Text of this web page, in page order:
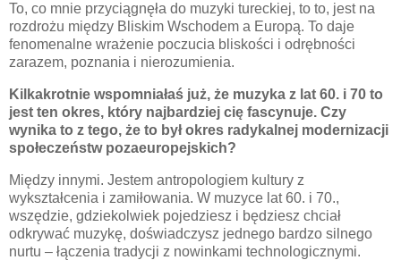
To, co mnie przyciągnęła do muzyki tureckiej, to to, jest na
rozdrożu między Bliskim Wschodem a Europą. To daje
fenomenalne wrażenie poczucia bliskości i odrębności
zarazem, poznania i nierozumienia.
Kilkakrotnie wspomniałaś już, że muzyka z lat 60. i 70 to
jest ten okres, który najbardziej cię fascynuje. Czy
wynika to z tego, że to był okres radykalnej modernizacji
społeczeństw pozaeuropejskich?
Między innymi. Jestem antropologiem kultury z
wykształcenia i zamiłowania. W muzyce lat 60. i 70.,
wszędzie, gdziekolwiek pojedziesz i będziesz chciał
odkrywać muzykę, doświadczysz jednego bardzo silnego
nurtu – łączenia tradycji z nowinkami technologicznymi.